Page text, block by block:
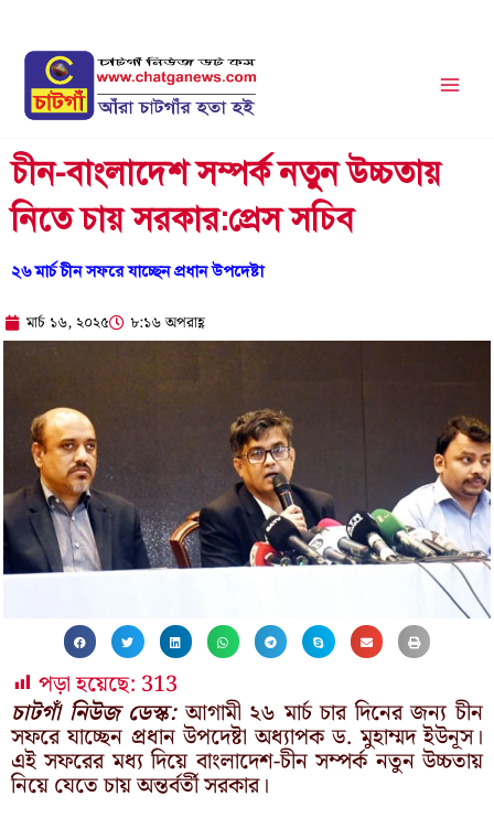
content
চীন-বাংলাদেশ সম্পর্ক নতুন উচ্চতায়
নিতে চায় সরকার:প্রেস সচিব
২৬ মার্চ চীন সফরে যাচ্ছেন প্রধান উপদেষ্টা
মার্চ ১৬, ২০২৫ ৮:১৬ অপরাহ্ণ
পড়া হয়েছে: 313
চাটগাঁ নিউজ ডেস্ক:আগামী ২৬ মার্চ চার দিনের জন্য চীন
সফরে যাচ্ছেন প্রধান উপদেষ্টা অধ্যাপক ড. মুহাম্মদ ইউনূস।
এই সফরের মধ্য দিয়ে বাংলাদেশ-চীন সম্পর্ক নতুন উচ্চতায়
নিয়ে যেতে চায় অন্তর্বর্তী সরকার।